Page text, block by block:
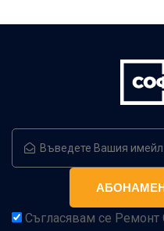
Съгласявам се